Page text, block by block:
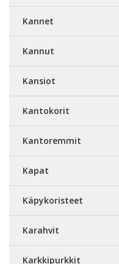
Kannet
Kannut
Kansiot
Kantokorit
Kantoremmit
Kapat
Käpykoristeet
Karahvit
Karkkipurkkit